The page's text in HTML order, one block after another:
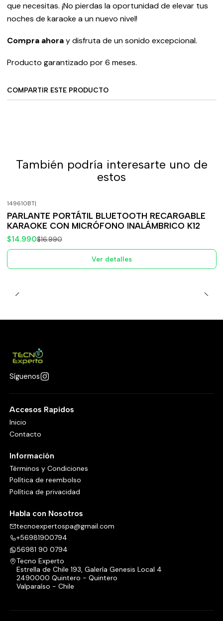
que necesitas. ¡No pierdas la oportunidad de elevar tus
noches de karaoke a un nuevo nivel!
Compra ahoray disfruta de un sonido excepcional.
Producto garantizado por 6 meses.
COMPARTIR ESTE PRODUCTO
También podría interesarte uno de
estos
Agotado
149610BT|
PARLANTE PORTÁTIL BLUETOOTH RECARGABLE
KARAOKE CON MICRÓFONO INALÁMBRICO K12
$14.990$16.990
Ver detalles
Síguenos
Accesos Rapidos
Inicio
Contacto
Información
Términos y Condiciones
Política de reembolso
Política de privacidad
Habla con Nosotros
tecnoexpertospa@gmail.com
+56981900794
56981 90 0794
Tecno Experto
Estrella de Chile 193, Galería Genesis Local 4
2490000 Quintero - Quintero
Valparaíso - Chile